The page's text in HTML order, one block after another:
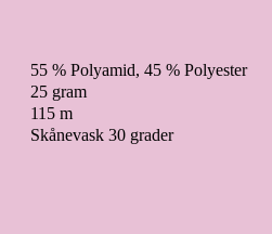
55 % Polyamid, 45 % Polyester
25 gram
115 m
Skånevask 30 grader